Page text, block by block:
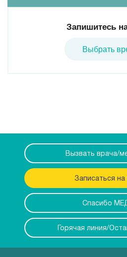
Запишитесь
Выбрать
Вызвать врача/
Записаться на
Спасибо
Горячая линия/